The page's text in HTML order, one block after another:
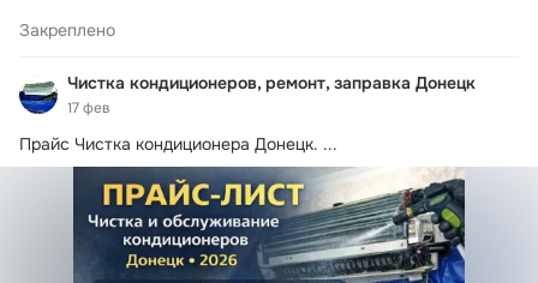
Закреплено
Чистка кондиционеров, ремонт, заправка Донецк
17 фев
Прайс Чистка кондиционера Донецк. ...